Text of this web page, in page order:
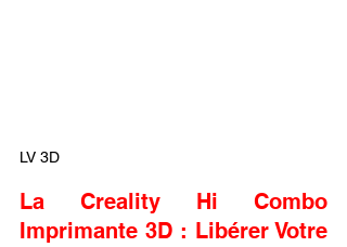
LV 3D
La Creality Hi Combo
Imprimante 3D : Libérer Votre